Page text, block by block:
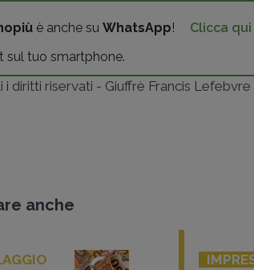
è anche suWhatsApp! Clicca qui
sul tuo smartphone.
diritti riservati - Giuffrè Francis Lefebvre
anche